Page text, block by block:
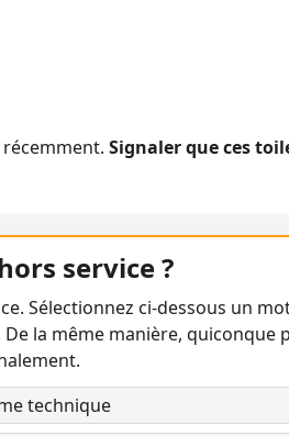
Signaler que ces
service ?
Sélectionnez ci-dessous un
la même manière, quiconque
technique